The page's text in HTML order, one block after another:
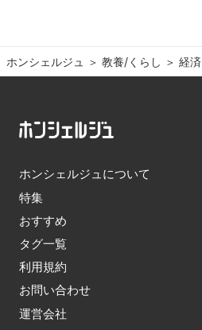
ホンシェルジュ ＞ 教養/くらし ＞ 経済
ホンシェルジュについて
特集
おすすめ
タグ一覧
利用規約
お問い合わせ
運営会社